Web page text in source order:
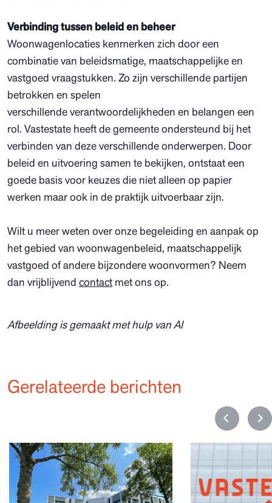
Verbinding tussen beleid en beheer
Woonwagenlocaties kenmerken zich door een
combinatie van beleidsmatige, maatschappelijke en
vastgoed vraagstukken. Zo zijn verschillende partijen
betrokken en spelen
verschillende verantwoordelijkheden en belangen een
rol. Vastestate heeft de gemeente ondersteund bij het
verbinden van deze verschillende onderwerpen. Door
beleid en uitvoering samen te bekijken, ontstaat een
goede basis voor keuzes die niet alleen op papier
werken maar ook in de praktijk uitvoerbaar zijn.
Wilt u meer weten over onze begeleiding en aanpak op
het gebied van woonwagenbeleid, maatschappelijk
vastgoed of andere bijzondere woonvormen? Neem
dan vrijblijvend contact met ons op.
Afbeelding is gemaakt met hulp van AI
Gerelateerde berichten